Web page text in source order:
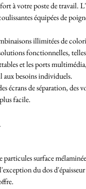
à votre poste de travail.
équipées de
illimitées de
fonctionnelles,
et les ports
aux besoins individuels.
écrans de séparation, des
facile.
particules surface
du dos